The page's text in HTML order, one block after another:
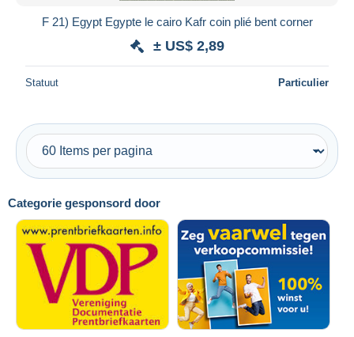
Categorie gesponsord door
F 21) Egypt Egypte le cairo Kafr coin plié bent corner
± US$ 2,89
Statuut Particulier